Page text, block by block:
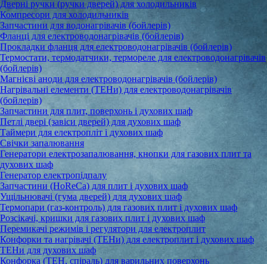
Дверні ручки (ручки дверей) для холодильників
Компресори для холодильників
Запчастини для водонагрівачів (бойлерів)
Фланці для електроводонагрівачів (бойлерів)
Прокладки фланця для електроводонагрівачів (бойлерів)
Термостати, термодатчики, термореле для електроводонагрівачів
(бойлерів)
Магнієві аноди для електроводонагрівачів (бойлерів)
Нагрівальні елементи (ТЕНи) для електроводонагрівачів
(бойлерів)
Запчастини для плит, поверхонь і духових шаф
Петлі двері (завіси дверей) для духових шаф
Таймери для електропліт і духових шаф
Свічки запалювання
Генератори електрозапалювання, кнопки для газових плит та
духових шаф
Генератор електропідпалу
Запчастини (HoReCa) для плит і духових шаф
Ущільнювачі (гума дверей) для духових шаф
Термопари (газ-контроль) для газових плит і духових шаф
Розсікачі, кришки для газових плит і духових шаф
Перемикачі режимів і регулятори для електроплит
Конфорки та нагрівачі (ТЕНи) для електроплит і духових шаф
ТЕНи для духових шаф
Конфорка (ТЕН, спіраль) для варильних поверхонь